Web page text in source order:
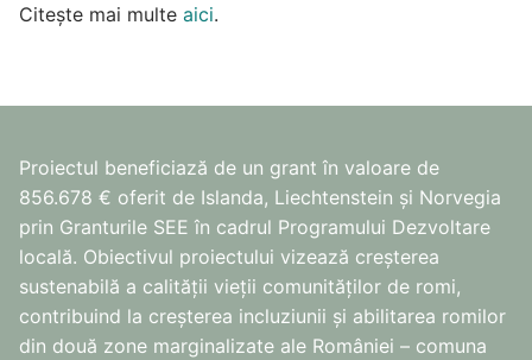
Citește mai multe aici.
Proiectul beneficiază de un grant în valoare de
856.678 € oferit de Islanda, Liechtenstein și Norvegia
prin Granturile SEE în cadrul Programului Dezvoltare
locală. Obiectivul proiectului vizează creșterea
sustenabilă a calității vieții comunităților de romi,
contribuind la creșterea incluziunii și abilitarea romilor
din două zone marginalizate ale României – comuna